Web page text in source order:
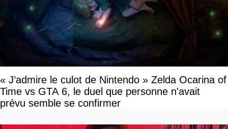
« J’admire le culot de Nintendo » Zelda Ocarina of
Time vs GTA 6, le duel que personne n'avait
prévu semble se confirmer